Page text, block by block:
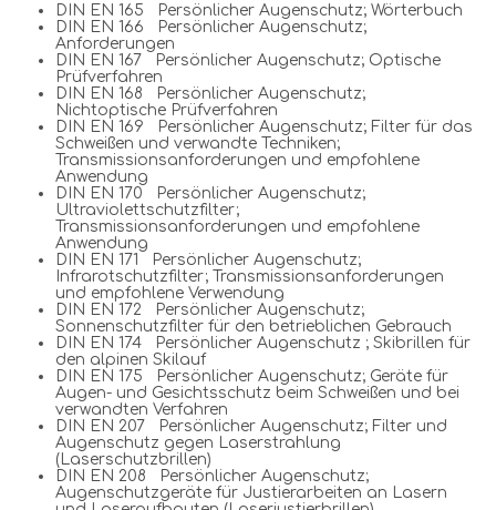
DIN EN 165 Persönlicher Augenschutz; Wörterbuch
DIN EN 166 Persönlicher Augenschutz;
Anforderungen
DIN EN 167 Persönlicher Augenschutz; Optische
Prüfverfahren
DIN EN 168 Persönlicher Augenschutz;
Nichtoptische Prüfverfahren
DIN EN 169 Persönlicher Augenschutz; Filter für das
Schweißen und verwandte Techniken;
Transmissionsanforderungen und empfohlene
Anwendung
DIN EN 170 Persönlicher Augenschutz;
Ultraviolettschutzfilter;
Transmissionsanforderungen und empfohlene
Anwendung
DIN EN 171 Persönlicher Augenschutz;
Infrarotschutzfilter; Transmissionsanforderungen
und empfohlene Verwendung
DIN EN 172 Persönlicher Augenschutz;
Sonnenschutzfilter für den betrieblichen Gebrauch
DIN EN 174 Persönlicher Augenschutz ; Skibrillen für
den alpinen Skilauf
DIN EN 175 Persönlicher Augenschutz; Geräte für
Augen- und Gesichtsschutz beim Schweißen und bei
verwandten Verfahren
DIN EN 207 Persönlicher Augenschutz; Filter und
Augenschutz gegen Laserstrahlung
(Laserschutzbrillen)
DIN EN 208 Persönlicher Augenschutz;
Augenschutzgeräte für Justierarbeiten an Lasern